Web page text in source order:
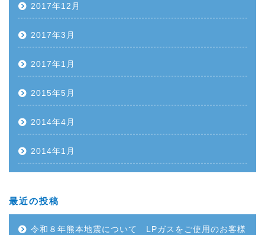
2017年12月
2017年3月
2017年1月
2015年5月
2014年4月
2014年1月
最近の投稿
令和８年熊本地震について LPガスをご使用のお客様